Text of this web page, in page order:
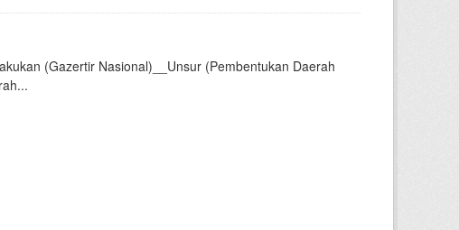
(Gazertir Nasional)__Unsur (Pembentukan Daerah